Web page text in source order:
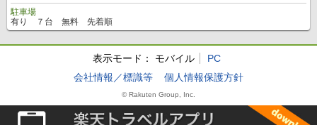
駐車場
有り ７台 無料 先着順
表示モード： モバイル
PC
会社情報／標識等
個人情報保護方針
© Rakuten Group, Inc.